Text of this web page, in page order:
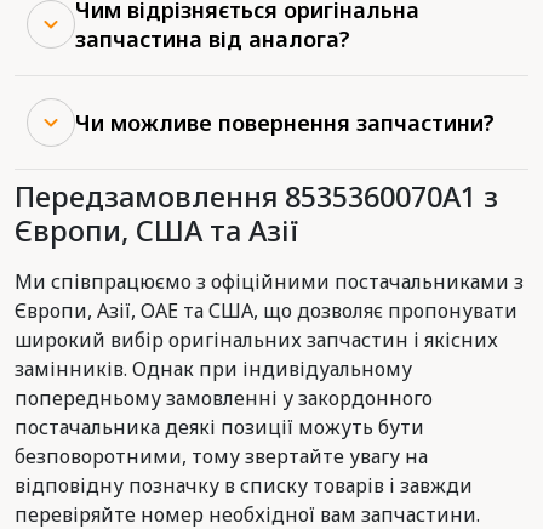
Чим відрізняється оригінальна
запчастина від аналога?
Чи можливе повернення запчастини?
Передзамовлення 8535360070A1 з
Європи, США та Азії
Ми співпрацюємо з офіційними постачальниками з
Європи, Азії, ОАЕ та США, що дозволяє пропонувати
широкий вибір оригінальних запчастин і якісних
замінників. Однак при індивідуальному
попередньому замовленні у закордонного
постачальника деякі позиції можуть бути
безповоротними, тому звертайте увагу на
відповідну позначку в списку товарів і завжди
перевіряйте номер необхідної вам запчастини.